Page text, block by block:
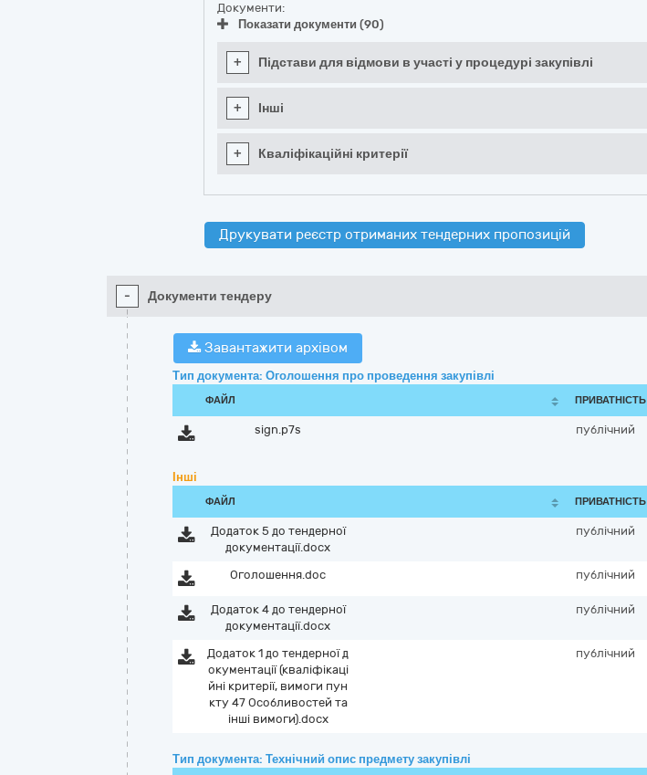
Документи:
Показати документи (90)
+ Підстави для відмови в участі у процедурі закупівлі
+ Інші
+ Кваліфікаційні критерії
Друкувати реєстр отриманих тендерних пропозицій
- Документи тендеру
Завантажити архівом
Тип документа: Оголошення про проведення закупівлі
ФАЙЛ ПРИВАТНІСТЬ
sign.p7s публічний
Інші
ФАЙЛ ПРИВАТНІСТЬ
Додаток 5 до тендерної
документації.docx
публічний
Оголошення.doc публічний
Додаток 4 до тендерної
документації.docx
публічний
Додаток 1 до тендерної д
окументації (кваліфікаці
йні критерії, вимоги пун
кту 47 Особливостей та
інші вимоги).docx
публічний
Тип документа: Технічний опис предмету закупівлі